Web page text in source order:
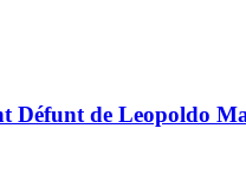
Défunt de Leopoldo